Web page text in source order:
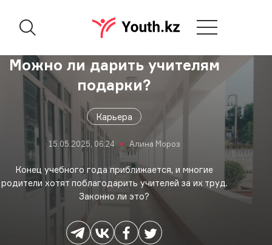
Можно ли дарить учителям
подарки?
Карьера
15.05.2025, 06:24 Алина Мороз
Конец учебного года приближается, и многие
родители хотят поблагодарить учителей за их труд.
Законно ли это?